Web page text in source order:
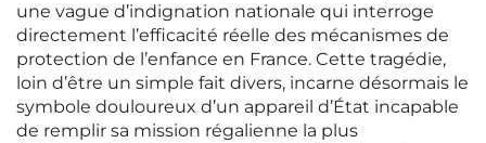
une vague d’indignation nationale qui interroge
directement l’efficacité réelle des mécanismes de
protection de l’enfance en France. Cette tragédie,
loin d’être un simple fait divers, incarne désormais le
symbole douloureux d’un appareil d’État incapable
de remplir sa mission régalienne la plus